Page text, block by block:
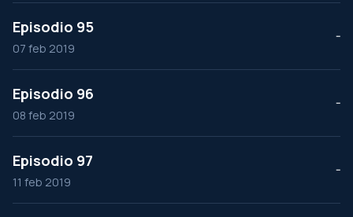
Episodio 95
07 feb 2019
--
Episodio 96
08 feb 2019
--
Episodio 97
11 feb 2019
--